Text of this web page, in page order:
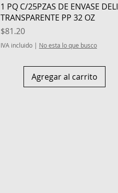
Vista rápida
1 PQ C/25PZAS DE ENVASE DELI
TRANSPARENTE PP 32 OZ
Precio
$81.20
IVA incluido | No esta lo que busco
Agregar al carrito